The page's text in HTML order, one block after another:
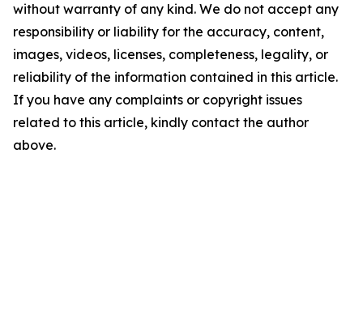
without warranty of any kind. We do not accept any
responsibility or liability for the accuracy, content,
images, videos, licenses, completeness, legality, or
reliability of the information contained in this article.
If you have any complaints or copyright issues
related to this article, kindly contact the author
above.